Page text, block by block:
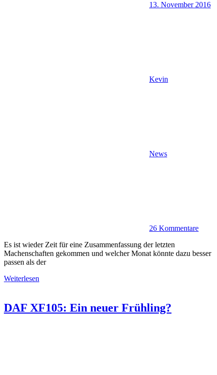
13. November 2016
Kevin
News
26 Kommentare
Es ist wieder Zeit für eine Zusammenfassung der letzten
Machenschaften gekommen und welcher Monat könnte dazu besser
passen als der
Weiterlesen
DAF XF105: Ein neuer Frühling?